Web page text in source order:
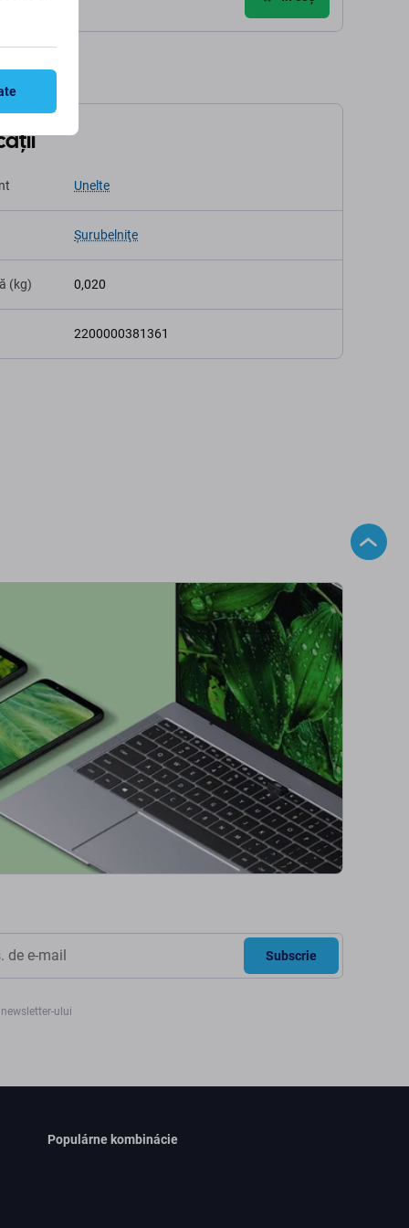
Unelte
Şurubelniţe
(kg) 0,020
2200000381361
Subscrie
ului
Populárne kombinácie